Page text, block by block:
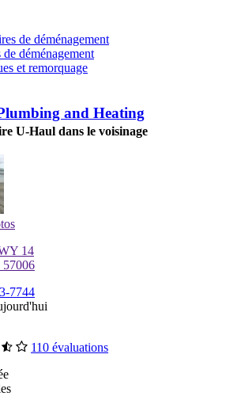
de déménagement
déménagement
et remorquage
and Heating
U-Haul dans le voisinage
14
7744
110 évaluations